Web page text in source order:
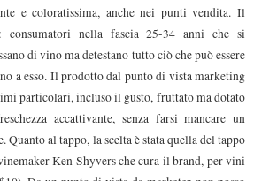
e coloratissima, anche nei punti vendita. Il
consumatori nella fascia 25-34 anni che si
di vino ma detestano tutto ciò che può essere
a esso. Il prodotto dal punto di vista marketing
particolari, incluso il gusto, fruttato ma dotato
accattivante, senza farsi mancare un
Quanto al tappo, la scelta è stata quella del tappo
Ken Shyvers che cura il brand, per vini